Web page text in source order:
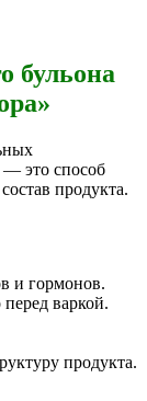
бульона
— это способ
продукта.
и гормонов.
варкой.
продукта.